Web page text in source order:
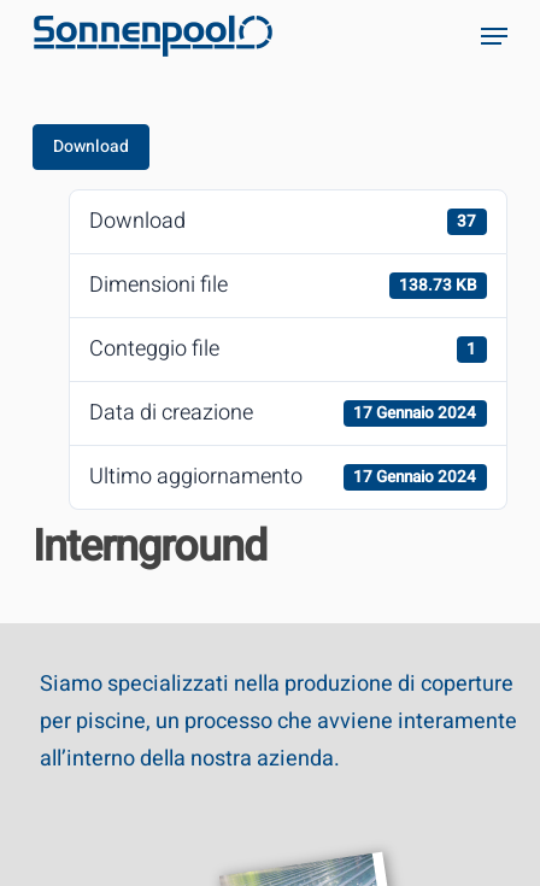
Skip
content
Menu
Download
Download 37
Dimensioni file 138.73 KB
Conteggio file 1
Data di creazione 17 Gennaio 2024
Ultimo aggiornamento 17 Gennaio 2024
Internground
Siamo specializzati nella produzione di coperture
per piscine, un processo che avviene interamente
all’interno della nostra azienda.